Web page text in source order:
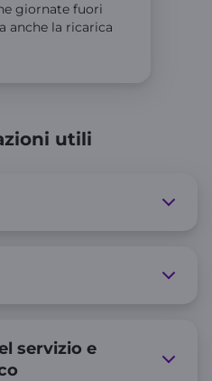
giornate fuori
anche la ricarica
utili
servizio e